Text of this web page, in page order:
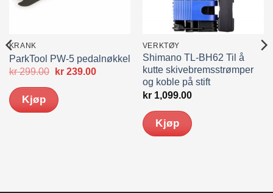
KRANK
ParkTool PW-5 pedalnøkkel
kr299.00
Opprinnelig
var:
kr 299.00.
kr239.00Nåværende
Kjøp
VERKTØY
Shimano TL-BH62 Til å
kutte skivebremsstrømper
og koble på stift
kr1,099.00
Kjøp